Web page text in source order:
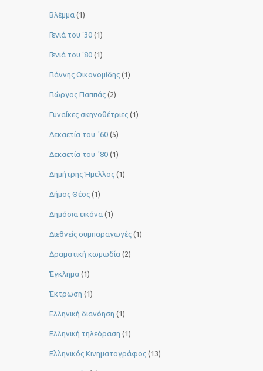
Βλέμμα (1)
Γενιά του ‘30 (1)
Γενιά του ’80 (1)
Γιάννης Οικονομίδης (1)
Γιώργος Παππάς (2)
Γυναίκες σκηνοθέτριες (1)
Δεκαετία του ΄60 (5)
Δεκαετία του ΄80 (1)
Δημήτρης Ήμελλος (1)
Δήμος Θέος (1)
Δημόσια εικόνα (1)
Διεθνείς συμπαραγωγές (1)
Δραματική κωμωδία (2)
Έγκλημα (1)
Έκτρωση (1)
Ελληνική διανόηση (1)
Ελληνική τηλεόραση (1)
Ελληνικός Κινηματογράφος (13)